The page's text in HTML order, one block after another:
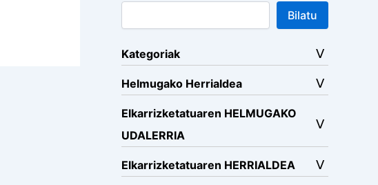
Bilatu
Kategoriak
Helmugako Herrialdea
Elkarrizketatuaren HELMUGAKO
UDALERRIA
Elkarrizketatuaren HERRIALDEA